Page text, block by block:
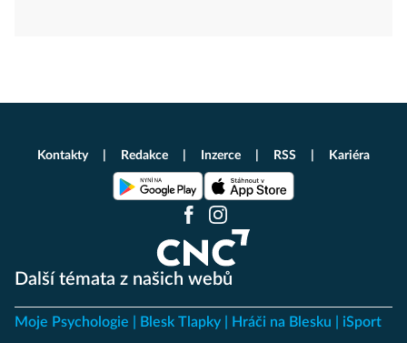
Další témata z našich webů
Moje Psychologie Blesk Tlapky Hráči na Blesku
iSport
Kontakty Redakce Inzerce RSS Kariéra